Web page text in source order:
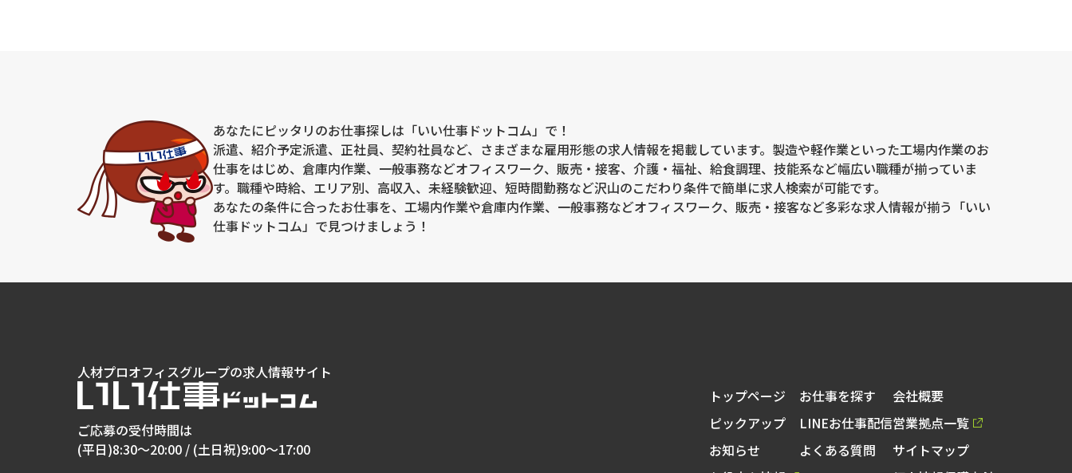
あなたにピッタリのお仕事探しは「いい仕事ドットコム」で！
派遣、紹介予定派遣、正社員、契約社員など、さまざまな雇用形態の求人情報を掲載しています。製造や軽作業といった工場内作業のお
仕事をはじめ、倉庫内作業、一般事務などオフィスワーク、販売・接客、介護・福祉、給食調理、技能系など幅広い職種が揃っていま
す。職種や時給、エリア別、高収入、未経験歓迎、短時間勤務など沢山のこだわり条件で簡単に求人検索が可能です。
あなたの条件に合ったお仕事を、工場内作業や倉庫内作業、一般事務などオフィスワーク、販売・接客など多彩な求人情報が揃う「いい
仕事ドットコム」で見つけましょう！
人材プロオフィスグループの求人情報サイト
ご応募の受付時間は
(平日)8:30～20:00 / (土日祝)9:00～17:00
トップページ
ピックアップ
お知らせ
お仕事を探す
LINEお仕事配信
よくある質問
会社概要
営業拠点一覧
サイトマップ